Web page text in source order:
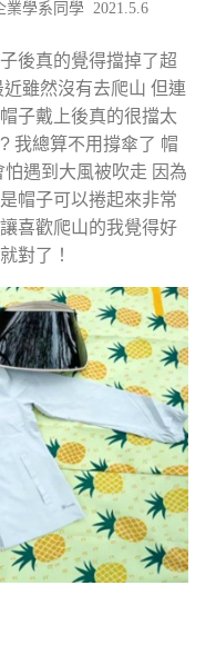
業學系同學 2021.5.6
後真的覺得擋掉了超
雖然沒有去爬山 但連
子戴上後真的很擋太
我總算不用撐傘了 帽
遇到大風被吹走 因為
帽子可以捲起來非常
喜歡爬山的我覺得好
對了！